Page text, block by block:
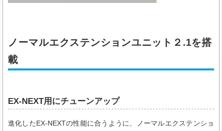
ノーマルエクステンションユニット２.1を搭
載
EX-NEXT用にチューンアップ
進化したEX-NEXTの性能に合うように、ノーマルエクステンショ